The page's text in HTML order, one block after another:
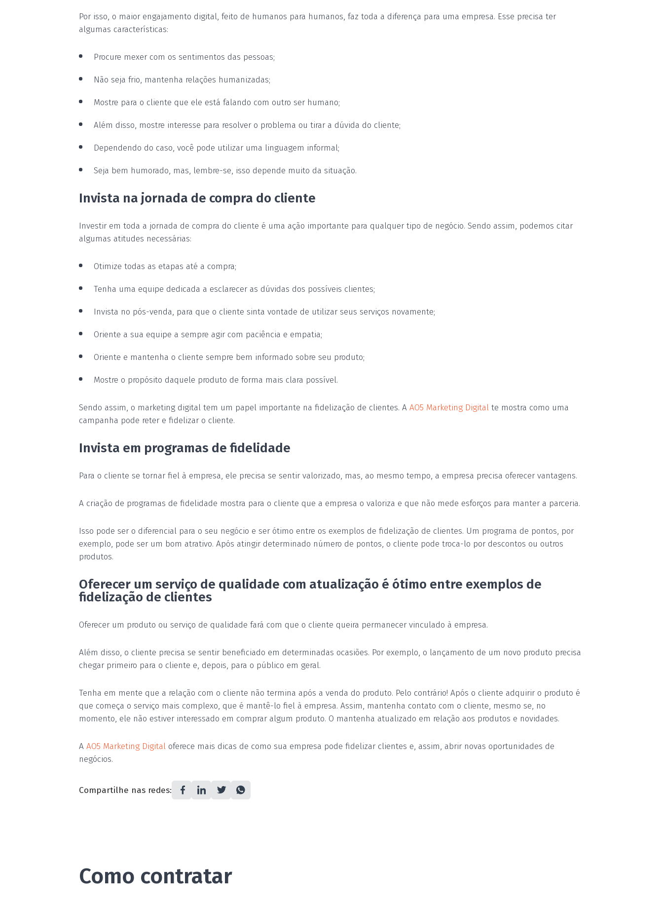
Por isso, o maior engajamento digital, feito de humanos para humanos, faz toda a diferença para uma empresa. Esse precisa ter
algumas características:
Procure mexer com os sentimentos das pessoas;
Não seja frio, mantenha relações humanizadas;
Mostre para o cliente que ele está falando com outro ser humano;
Além disso, mostre interesse para resolver o problema ou tirar a dúvida do cliente;
Dependendo do caso, você pode utilizar uma linguagem informal;
Seja bem humorado, mas, lembre-se, isso depende muito da situação.
Invista na jornada de compra do cliente
Investir em toda a jornada de compra do cliente é uma ação importante para qualquer tipo de negócio. Sendo assim, podemos citar
algumas atitudes necessárias:
Otimize todas as etapas até a compra;
Tenha uma equipe dedicada a esclarecer as dúvidas dos possíveis clientes;
Invista no pós-venda, para que o cliente sinta vontade de utilizar seus serviços novamente;
Oriente a sua equipe a sempre agir com paciência e empatia;
Oriente e mantenha o cliente sempre bem informado sobre seu produto;
Mostre o propósito daquele produto de forma mais clara possível.
Sendo assim, o marketing digital tem um papel importante na fidelização de clientes. A AO5 Marketing Digital te mostra como uma
campanha pode reter e fidelizar o cliente.
Invista em programas de fidelidade
Para o cliente se tornar fiel à empresa, ele precisa se sentir valorizado, mas, ao mesmo tempo, a empresa precisa oferecer vantagens.
A criação de programas de fidelidade mostra para o cliente que a empresa o valoriza e que não mede esforços para manter a parceria.
Isso pode ser o diferencial para o seu negócio e ser ótimo entre os exemplos de fidelização de clientes. Um programa de pontos, por
exemplo, pode ser um bom atrativo. Após atingir determinado número de pontos, o cliente pode troca-lo por descontos ou outros
produtos.
Oferecer um serviço de qualidade com atualização é ótimo entre exemplos de
fidelização de clientes
Oferecer um produto ou serviço de qualidade fará com que o cliente queira permanecer vinculado à empresa.
Além disso, o cliente precisa se sentir beneficiado em determinadas ocasiões. Por exemplo, o lançamento de um novo produto precisa
chegar primeiro para o cliente e, depois, para o público em geral.
Tenha em mente que a relação com o cliente não termina após a venda do produto. Pelo contrário! Após o cliente adquirir o produto é
que começa o serviço mais complexo, que é mantê-lo fiel à empresa. Assim, mantenha contato com o cliente, mesmo se, no
momento, ele não estiver interessado em comprar algum produto. O mantenha atualizado em relação aos produtos e novidades.
A AO5 Marketing Digital oferece mais dicas de como sua empresa pode fidelizar clientes e, assim, abrir novas oportunidades de
negócios.
Compartilhe nas redes:
Como contratar